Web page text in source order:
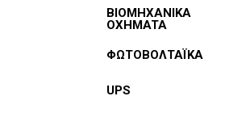
BIOMHXANIKA
OXHMATA
ΦΩΤΟΒΟΛΤΑΪΚΑ
UPS